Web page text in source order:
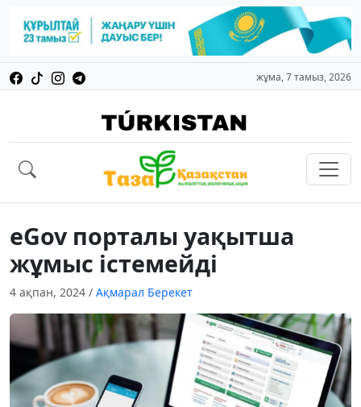
жұма, 7 тамыз, 2026
eGov порталы уақытша
жұмыс істемейді
4 ақпан, 2024 / Ақмарал Берекет